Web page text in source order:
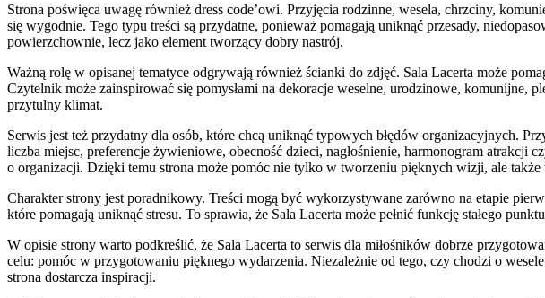
Strona poświęca uwagę również dress code’owi. Przyjęcia rodzinne, wesela, chrzciny,
się wygodnie. Tego typu treści są przydatne, ponieważ pomagają uniknąć przesady,
powierzchownie, lecz jako element tworzący dobry nastrój.
Ważną rolę w opisanej tematyce odgrywają również ścianki do zdjęć. Sala Lacerta może
Czytelnik może zainspirować się pomysłami na dekoracje weselne, urodzinowe, komunijne,
przytulny klimat.
Serwis jest też przydatny dla osób, które chcą uniknąć typowych błędów organizacyjnych.
liczba miejsc, preferencje żywieniowe, obecność dzieci, nagłośnienie, harmonogram
o organizacji. Dzięki temu strona może pomóc nie tylko w tworzeniu pięknych wizji, ale także
Charakter strony jest poradnikowy. Treści mogą być wykorzystywane zarówno na etapie
które pomagają uniknąć stresu. To sprawia, że Sala Lacerta może pełnić funkcję stałego
W opisie strony warto podkreślić, że Sala Lacerta to serwis dla miłośników dobrze
celu: pomóc w przygotowaniu pięknego wydarzenia. Niezależnie od tego, czy chodzi o
strona dostarcza inspiracji.